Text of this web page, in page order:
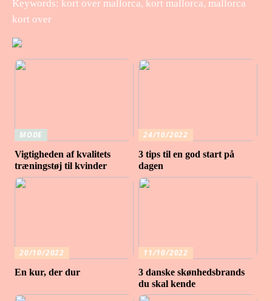
Keywords: kort over mallorca, kort mallorca, mallorca
kort over
MODE
Vigtigheden af ​​kvalitets
træningstøj til kvinder
24/10/2022
3 tips til en god start på
dagen
20/10/2022
En kur, der dur
11/10/2022
3 danske skønhedsbrands
du skal kende